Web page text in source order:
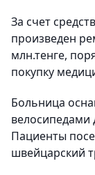
За счет
произведен
млн.тенге,
покупку
Больница
велосипедами
Пациенты
швейцарский